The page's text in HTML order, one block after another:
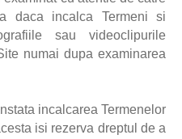
daca incalca Termeni si
sau videoclipurile
numai dupa examinarea
incalcarea Termenelor
isi rezerva dreptul de a